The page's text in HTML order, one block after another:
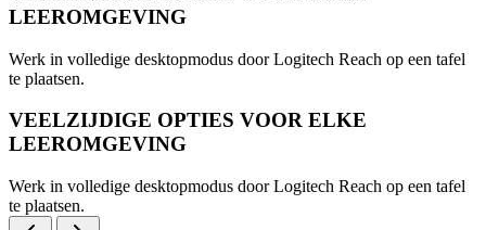
LEEROMGEVING
Werk in volledige desktopmodus door Logitech Reach op een tafel
te plaatsen.
VEELZIJDIGE OPTIES VOOR ELKE
LEEROMGEVING
Werk in volledige desktopmodus door Logitech Reach op een tafel
te plaatsen.